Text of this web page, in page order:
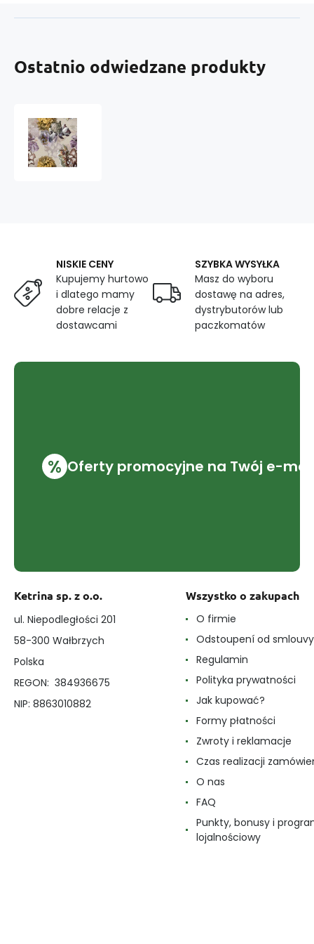
Ostatnio odwiedzane produkty
NISKIE CENY
Kupujemy hurtowo
i dlatego mamy
dobre relacje z
dostawcami
SZYBKA WYSYŁKA
Masz do wyboru
dostawę na adres,
dystrybutorów lub
paczkomatów
% Oferty promocyjne na Twój e-mail
Ketrina sp. z o.o.
ul. Niepodległości 201
58-300 Wałbrzych
Polska
REGON: 384936675
NIP: 8863010882
Wszystko o zakupach
O firmie
Odstoupení od smlouvy
Regulamin
Polityka prywatności
Jak kupować?
Formy płatności
Zwroty i reklamacje
Czas realizacji
O nas
FAQ
Punkty, bonusy i
lojalnościowy